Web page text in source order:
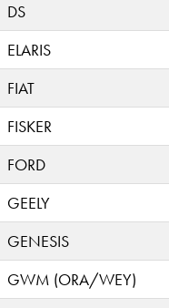
DS
ELARIS
FIAT
FISKER
FORD
GEELY
GENESIS
GWM (ORA/WEY)